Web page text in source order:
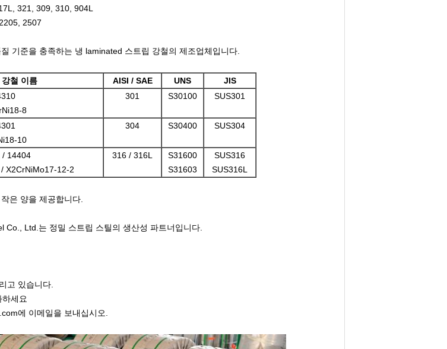
321, 309, 310, 904L
2507
기준을 충족하는 냉 laminated 스트립 강철의 제조업체입니다.
철 이름 AISI / SAE UNS
JIS
8
301 S30100 SUS301
10
304 S30400 SUS304
/ 14404
X2CrNiMo17-12-2
316 / 316L
S31600
S31603
SUS316
SUS316L
은 양을 제공합니다.
Co., Ltd.는 정밀 스트립 스틸의 생산성 파트너입니다.
고 있습니다.
세요
에 이메일을 보내십시오.